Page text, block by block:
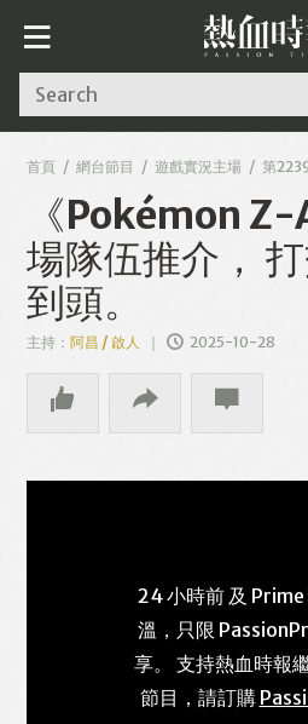
Search
首頁 網台節目 遊戲實況主場 第
《Pokémon Z-
場隊伍推介，
到頭。
主持：阿昌 / 啟人 2025-10-28
24 小時前 及
溫，只限
享。 支持熱血時報
節目，請訂購